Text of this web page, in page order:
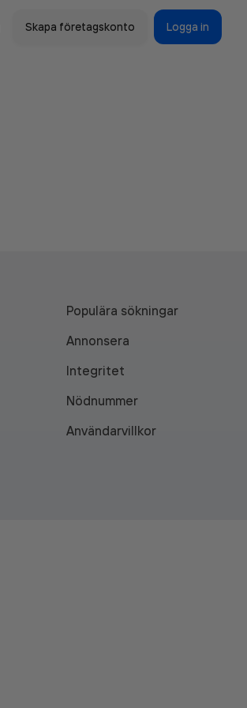
Skapa företagskonto Logga in
Populära sökningar
Annonsera
Integritet
Nödnummer
Användarvillkor